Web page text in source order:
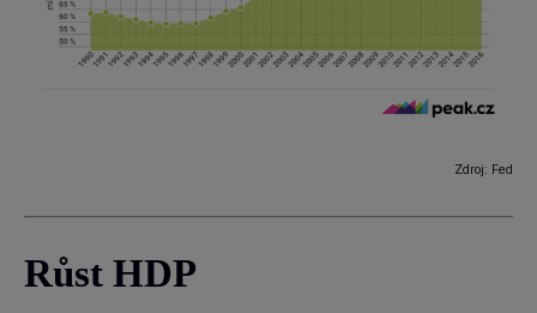
Zdroj: Fed
Růst HDP